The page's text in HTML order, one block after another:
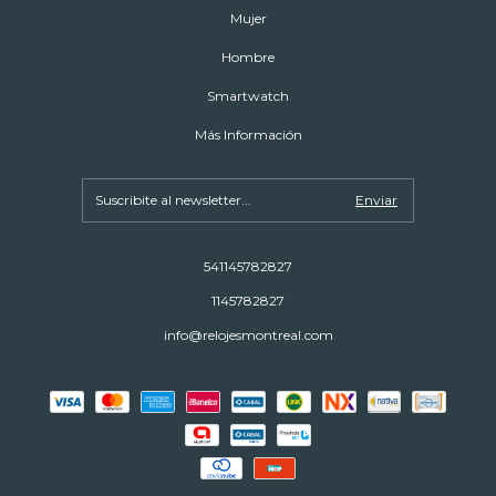
Mujer
Hombre
Smartwatch
Más Información
541145782827
1145782827
info@relojesmontreal.com